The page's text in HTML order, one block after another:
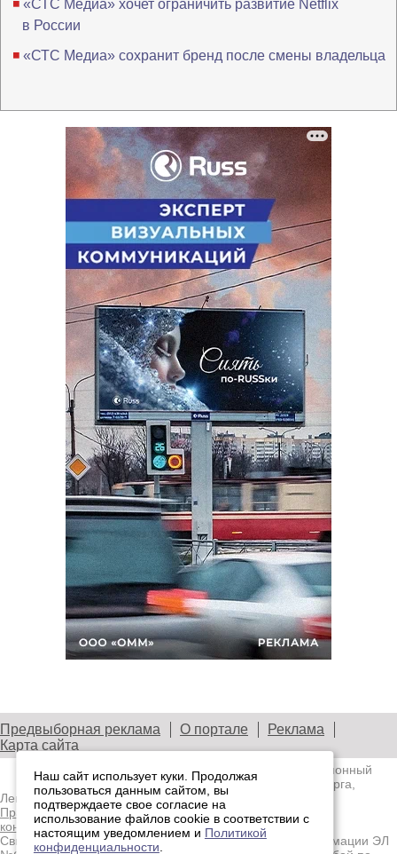
«СТС Медиа» хочет ограничить развитие Netflix
в России
«СТС Медиа» сохранит бренд после смены владельца
Предвыборная реклама О портале
Реклама
Карта сайта
Лениздат.Ру
— информационный
портал медиасообщества Санкт-Петербурга,
Ленобласти и Северо-Западного региона.
Правила использования содержания сайта.
конфиденциальности.
Свидетельство о регистрации средства массовой информации ЭЛ
Наш сайт использует куки. Продолжая
пользоваться данным сайтом, вы
подтверждаете свое согласие на
использование файлов cookie в соответствии с
настоящим уведомлением и Политикой
конфиденциальности